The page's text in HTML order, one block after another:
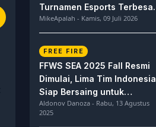
Turnamen Esports Terbesar
di Dunia
MikeApalah - Kamis, 09 Juli 2026
FREE FIRE
FFWS SEA 2025 Fall Resmi
Dimulai, Lima Tim Indonesia
Siap Bersaing untuk
Dominasi
Aldonov Danoza - Rabu, 13 Agustus
2025